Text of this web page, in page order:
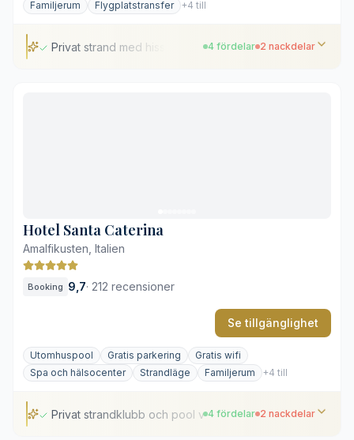
Familjerum
Flygplatstransfer +4 till
Privat strand med hiss 4 fördelar 2 nackdelar
Hotel Santa Caterina
Amalfikusten, Italien
Booking 9,7· 212 recensioner
Se tillgänglighet
Utomhuspool Gratis parkering
Gratis wifi
Spa och hälsocenter
Strandläge Familjerum +4 till
Privat strandklubb och pool vid havet
4 fördelar 2 nackdelar